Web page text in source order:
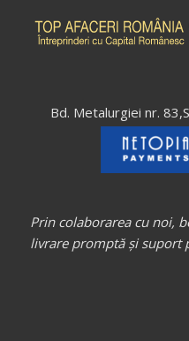
Bd. Metalurgiei nr.
Prin colaborarea cu noi,
livrare promptă și suport